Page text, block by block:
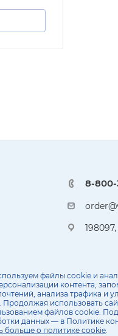
8-
файлы cookie и
контента,
анализа трафика и
Продолжая использовать
файлов cookie.
данных — в Политике
больше о политике cookie.